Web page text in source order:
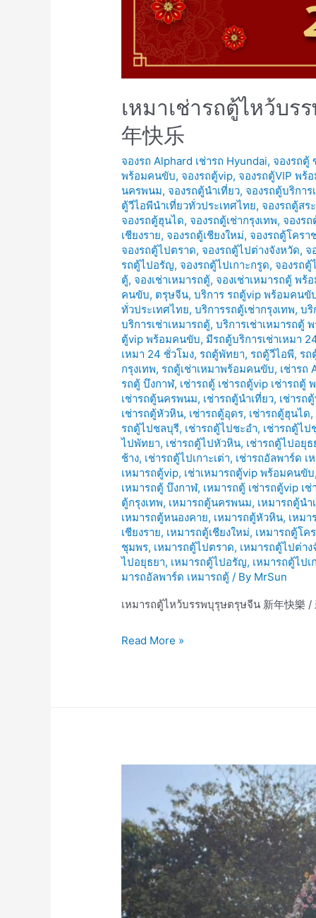
เหมาเช่ารถตู้ไหว้บร
年快乐
จองรถ Alphard เช่ารถ Hyundai, จองรถตู้
พร้อมคนขับ, จองรถตู้vip, จองรถตู้VIP พร้
นครพนม, จองรถตู้นำเที่ยว, จองรถตู้บริการ
ตู้วีไอพีนำเที่ยวทั่วประเทศไทย, จองรถตู้สร
จองรถตู้ฮุนได, จองรถตู้เช่ากรุงเทพ, จองร
เชียงราย, จองรถตู้เชียงใหม่, จองรถตู้โครา
จองรถตู้ไปตราด, จองรถตู้ไปต่างจังหวัด, จ
รถตู้ไปอรัญ, จองรถตู้ไปเกาะกรูด, จองรถตู้
ตู้, จองเช่าเหมารถตู้, จองเช่าเหมารถตู้ พร้
คนขับ, ตรุษจีน,บริการ รถตู้vip พร้อมคนขั
ทั่วประเทศไทย,บริการรถตู้เช่ากรุงเทพ,บริ
บริการเช่าเหมารถตู้,บริการเช่าเหมารถตู้
ตู้vip พร้อมคนขับ, มีรถตู้บริการเช่าเหมา
เหมา 24 ชั่วโมง, รถตู้พัทยา, รถตู้วีไอพี, รถ
กรุงเทพ, รถตู้เช่าเหมาพร้อมคนขับ, เช่ารถ
รถตู้ บึงกาฬ, เช่ารถตู้ เช่ารถตู้vip เช่ารถตู้
เช่ารถตู้นครพนม, เช่ารถตู้นำเที่ยว, เช่ารถ
เช่ารถตู้หัวหิน, เช่ารถตู้อุดร, เช่ารถตู้ฮุนได,
รถตู้ไปชลบุรี, เช่ารถตู้ไปชะอำ, เช่ารถตู้ไป
ไปพัทยา, เช่ารถตู้ไปหัวหิน, เช่ารถตู้ไปอยุธ
ช้าง, เช่ารถตู้ไปเกาะเต่า, เช่ารถอัลพาร์ด เ
เหมารถตู้vip, เช่าเหมารถตู้vip พร้อมคนขับ
เหมารถตู้ บึงกาฬ, เหมารถตู้ เช่ารถตู้vip เ
ตู้กรุงเทพ, เหมารถตู้นครพนม, เหมารถตู้นำ
เหมารถตู้หนองคาย, เหมารถตู้หัวหิน, เหม
เชียงราย, เหมารถตู้เชียงใหม่, เหมารถตู้โค
ชุมพร, เหมารถตู้ไปตราด, เหมารถตู้ไปต่าง
ไปอยุธยา, เหมารถตู้ไปอรัญ, เหมารถตู้ไปเ
มารถอัลพาร์ด เหมารถตู้ / By MrSun
เหมารถตู้ไหว้บรรพบุรุษตรุษจีน 新年快樂 /
เหมา
快
樂
/
新
年
Read More »